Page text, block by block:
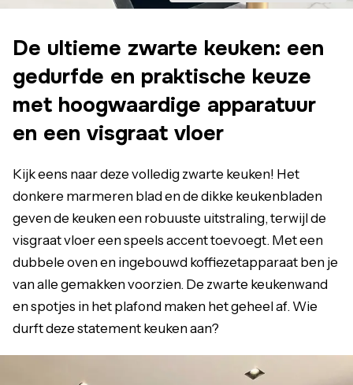
De ultieme zwarte keuken: een
gedurfde en praktische keuze
met hoogwaardige apparatuur
en een visgraat vloer
Kijk eens naar deze volledig zwarte keuken! Het
donkere marmeren blad en de dikke keukenbladen
geven de keuken een robuuste uitstraling, terwijl de
visgraat vloer een speels accent toevoegt. Met een
dubbele oven en ingebouwd koffiezetapparaat ben je
van alle gemakken voorzien. De zwarte keukenwand
en spotjes in het plafond maken het geheel af. Wie
durft deze statement keuken aan?